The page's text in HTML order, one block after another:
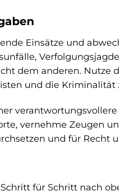
Einsätze und
dem anderen. Nutze
und die Kriminalität
vernehme Zeugen
und für Recht
für Schritt nach